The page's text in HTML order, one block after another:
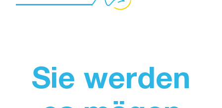
Sie werden